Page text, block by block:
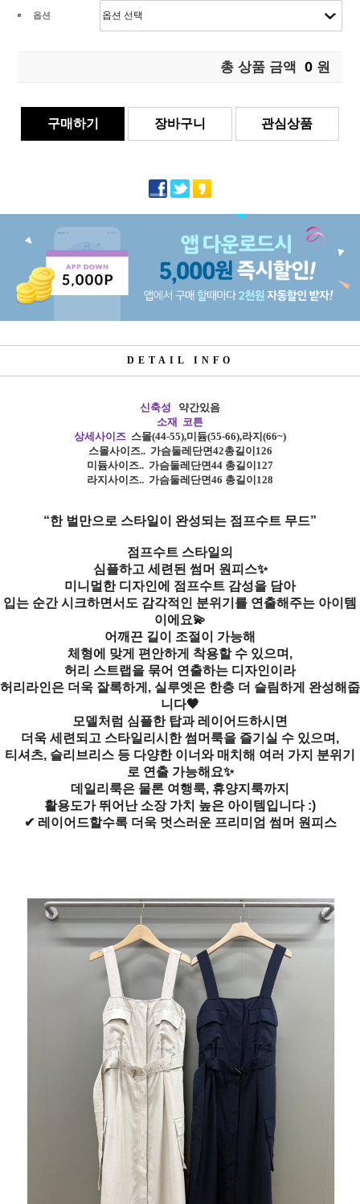
옵션
총 상품 금액 0 원
구매하기 장바구니 관심상품
DETAIL INFO
신축성
약간있음
소재 코튼
상세사이즈 스몰(44-55),미듐(55-66),라지 (66~)
스몰사이즈.. 가슴둘레단면42총길이126
미듐사이즈.. 가슴둘레단면44 총길이127
라지사이즈.. 가슴둘레단면46 총길이128
“한 벌만으로 스타일이 완성되는 점프수트 무드”
점프수트 스타일의
심플하고 세련된 썸머 원피스✨
미니멀한 디자인에 점프수트 감성을 담아
입는 순간 시크하면서도 감각적인 분위기를 연출해주는 아이템
이에요💫
어깨끈 길이 조절이 가능해
체형에 맞게 편안하게 착용할 수 있으며,
허리 스트랩을 묶어 연출하는 디자인이라
허리라인은 더욱 잘록하게, 실루엣은 한층 더 슬림하게 완성해줍
니다🖤
모델처럼 심플한 탑과 레이어드하시면
더욱 세련되고 스타일리시한 썸머룩을 즐기실 수 있으며,
티셔츠, 슬리브리스 등 다양한 이너와 매치해 여러 가지 분위기
로 연출 가능해요✨
데일리룩은 물론 여행룩, 휴양지룩까지
활용도가 뛰어난 소장 가치 높은 아이템입니다 :)
✔ 레이어드할수록 더욱 멋스러운 프리미엄 썸머 원피스